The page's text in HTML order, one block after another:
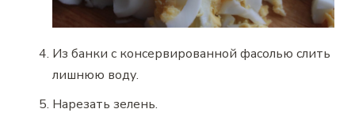
Из банки с консервированной фасолью слить
лишнюю воду.
Нарезать зелень.